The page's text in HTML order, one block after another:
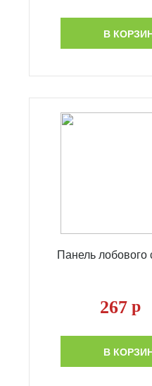
В
Панель лобового
267 р
В